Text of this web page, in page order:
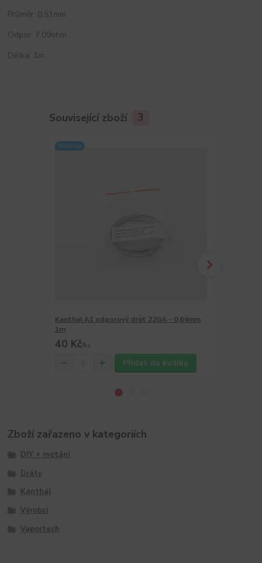
Průměr: 0,51mm
Odpor: 7,09ohm
Délka: 1m
Související zboží 3
Novinka
Kanthal A1 odporový drát 22GA - 0,64mm
1m
40 Kč/ks
Přidat do košíku
Zboží zařazeno v kategoriích
DIY + motání
Dráty
Kanthal
Výrobci
Vaportech